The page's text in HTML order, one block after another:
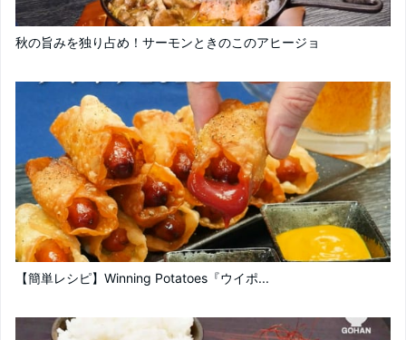
秋の旨みを独り占め！サーモンときのこのアヒージョ
【簡単レシピ】Winning Potatoes『ウイポ...